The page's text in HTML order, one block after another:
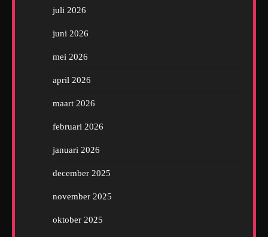
juli 2026
juni 2026
mei 2026
april 2026
maart 2026
februari 2026
januari 2026
december 2025
november 2025
oktober 2025